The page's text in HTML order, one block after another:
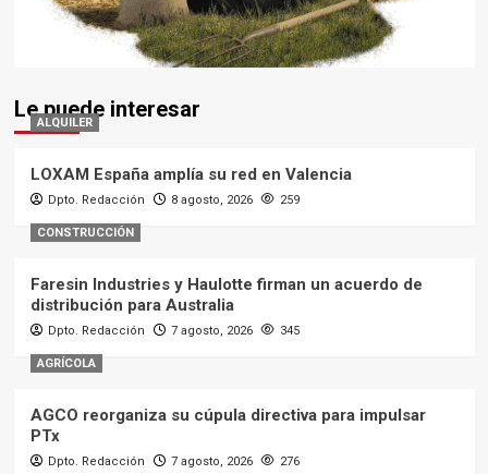
Le puede interesar
ALQUILER
LOXAM España amplía su red en Valencia
Dpto. Redacción 8 agosto, 2026 259
CONSTRUCCIÓN
Faresin Industries y Haulotte firman un acuerdo de
distribución para Australia
Dpto. Redacción 7 agosto, 2026 345
AGRÍCOLA
AGCO reorganiza su cúpula directiva para impulsar
PTx
Dpto. Redacción 7 agosto, 2026 276